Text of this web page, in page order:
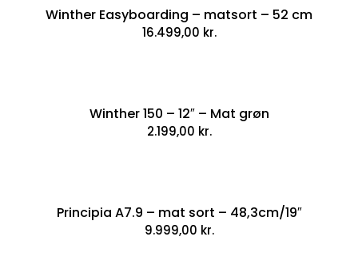
Winther Easyboarding – matsort – 52 cm
16.499,00 kr.
Winther 150 – 12″ – Mat grøn
2.199,00 kr.
Principia A7.9 – mat sort – 48,3cm/19″
9.999,00 kr.